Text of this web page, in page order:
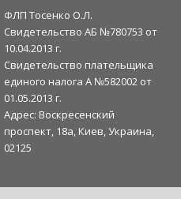
ФЛП Тосенко О.Л.
Свидетельство АБ №780753 от
10.04.2013 г.
Свидетельство плательщика
единого налога А №582002 от
01.05.2013 г.
Адрес: Воскресенский
проспект, 18а, Киев, Украина,
02125